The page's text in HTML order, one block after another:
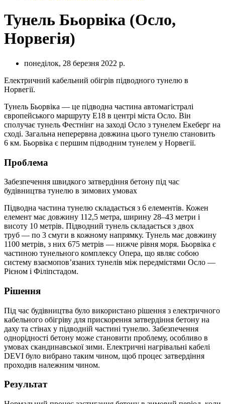
Тунель Бьорвіка (Осло,
Норвегія)
понеділок, 28 березня 2022 р.
Електричний кабельний обігрів підводного тунелю в
Норвегії.
Тунель Бьорвіка — це підводна частина автомагістралі
європейського маршруту E18 в центрі міста Осло. Він
сполучає тунель Фестнінг на заході Осло з тунелем Екеберг на
сході. Загальна неперервна довжина цього тунелю становить
6 км. Бьорвіка є першим підводним тунелем у Норвегії.
Проблема
Забезпечення швидкого затвердіння бетону під час
будівництва тунелю в зимових умовах
Підводна частина тунелю складається з 6 елементів. Кожен
елемент має довжину 112,5 метра, ширину 28–43 метри і
висоту 10 метрів. Підводний тунель складається з двох
труб — по 3 смуги в кожному напрямку. Тунель має довжину
1100 метрів, з них 675 метрів — нижче рівня моря. Бьорвіка є
частиною тунельного комплексу Опера, що являє собою
систему взаємопов’язаних тунелів між передмістями Осло —
Рієном і Філіпстадом.
Рішення
Під час будівництва було використано рішення з електричного
кабельного обігріву для прискорення затвердіння бетону на
даху та стінах у підводній частині тунелю. Забезпечення
однорідності бетону може становити проблему, особливо в
умовах скандинавської зими. Електричні нагрівальні кабелі
DEVI було вибрано таким чином, щоб процес затвердіння
проходив належним чином.
Результат